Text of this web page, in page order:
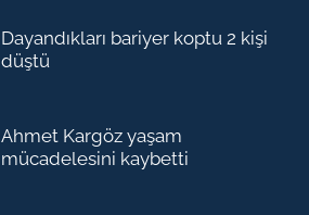
Dayandıkları bariyer koptu 2 kişi
düştü
Ahmet Kargöz yaşam
mücadelesini kaybetti